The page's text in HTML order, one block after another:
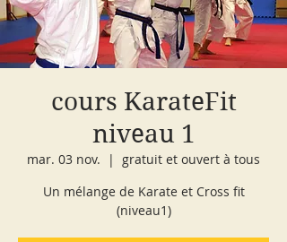
cours KarateFit
niveau 1
mar. 03 nov.
  |
gratuit et ouvert à tous
Un mélange de Karate et Cross fit
(niveau1)